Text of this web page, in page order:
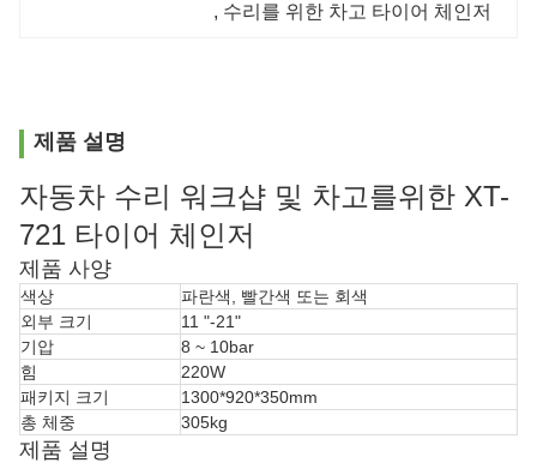
, 수리를 위한 차고 타이어 체인저
제품 설명
자동차 수리 워크샵 및 차고를위한 XT-
721 타이어 체인저
제품 사양
색상
파란색, 빨간색 또는 회색
외부 크기
11 "-21"
기압
8 ~ 10bar
힘
220W
패키지 크기
1300*920*350mm
총 체중
305kg
제품 설명